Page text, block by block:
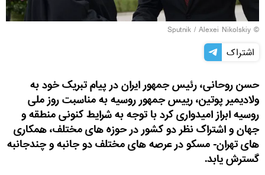
© Sputnik / Alexei Nikolskiy
اشتراک
حسن روحانی، رئیس جمهور ایران در پیام تبریک خود به
ولادیمیر پوتین، رییس جمهور روسیه به مناسبت روز ملی
روسیه ابراز امیدواری کرد با توجه به شرایط کنونی منطقه و
جهان و اشتراک نظر دو کشور در حوزه های مختلف، همکاری
های تهران- مسکو در عرصه های مختلف دو جانبه و چندجانبه
گسترش یابد.